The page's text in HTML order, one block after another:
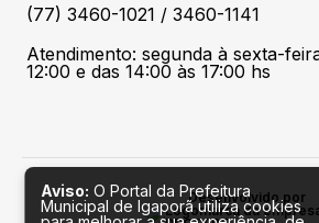
(77) 3460-1021 / 3460-1141
Atendimento: segunda à sexta-
12:00 e das 14:00 às 17:00 hs
Desenvolvido por
Aviso: O Portal da Prefeitura
Municipal de Igaporã utiliza cookies